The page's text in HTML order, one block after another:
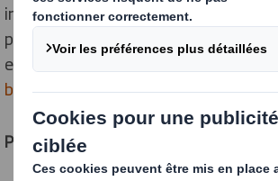
informations de traçabilité le
produit « du champ à l’assiette », voici
en substance Carrefour, initiateur de la
blockchain alimentaire d’Europe ».
Poulet fliqué